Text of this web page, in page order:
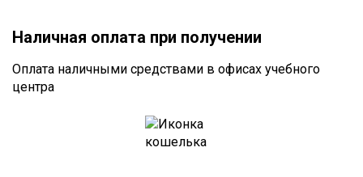
Наличная оплата при получении
Оплата наличными средствами в офисах учебного
центра